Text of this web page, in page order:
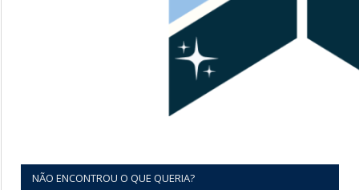
NÃO ENCONTROU O QUE QUERIA?